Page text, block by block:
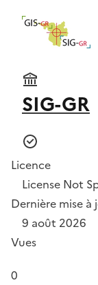
SIG-GR
Licence
License Not
Dernière mise à
9 août 2026
Vues
0